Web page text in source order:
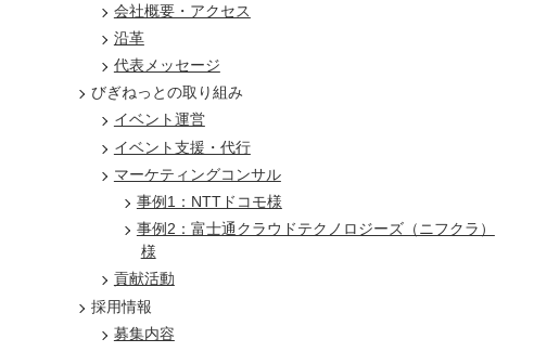
会社概要・アクセス
沿革
代表メッセージ
びぎねっとの取り組み
イベント運営
イベント支援・代行
マーケティングコンサル
事例1：NTTドコモ様
事例2：富士通クラウドテクノロジーズ（ニフクラ）
様
貢献活動
採用情報
募集内容